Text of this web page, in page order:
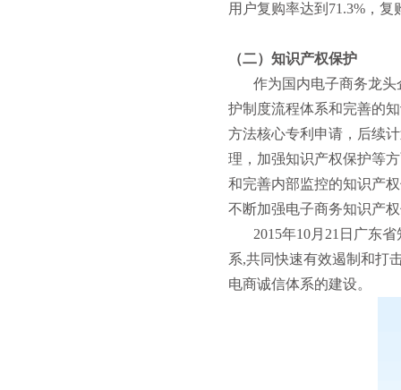
用户复购率达到71.3%，
（二）知识产权保护
作为国内电子商务龙头
护制度流程体系和完善的
方法核心专利申请，后续
理，加强知识产权保护等
和完善内部监控的知识产
不断加强电子商务知识产
2015年10月21日广东省
系,共同快速有效遏制和打
电商诚信体系的建设。